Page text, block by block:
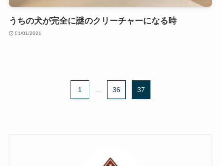
うちの犬が完全に謎のクリーチャーになる時
01/01/2021
1 ... 36 37